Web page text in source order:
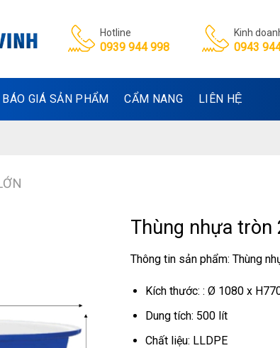
Hotline
0939 944 998
Kinh
0943
BÁO GIÁ SẢN PHẨM CẨM NANG LIÊN HỆ
Thùng nhựa tròn
Thông tin sản phẩm: Thùng
Kích thước: : Ø 1080 x
Dung tích: 500 lít
Chất liệu: LLDPE